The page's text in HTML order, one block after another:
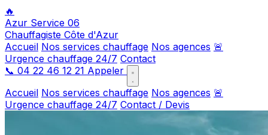
🔥
Azur Service 06
Chauffagiste Côte d'Azur
Accueil Nos services chauffage Nos agences 🚨
Urgence chauffage 24/7 Contact
📞 04 22 46 12 21 Appeler
Accueil Nos services chauffage Nos agences 🚨
Urgence chauffage 24/7 Contact / Devis